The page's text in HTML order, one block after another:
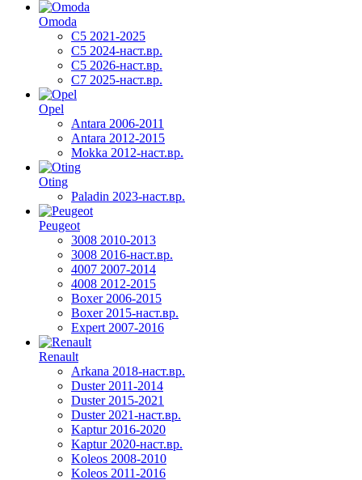
Omoda
C5 2021-2025
C5 2024-наст.вр.
C5 2026-наст.вр.
C7 2025-наст.вр.
Opel
Antara 2006-2011
Antara 2012-2015
Mokka 2012-наст.вр.
Oting
Paladin 2023-наст.вр.
Peugeot
3008 2010-2013
3008 2016-наст.вр.
4007 2007-2014
4008 2012-2015
Boxer 2006-2015
Boxer 2015-наст.вр.
Expert 2007-2016
Renault
Arkana 2018-наст.вр.
Duster 2011-2014
Duster 2015-2021
Duster 2021-наст.вр.
Kaptur 2016-2020
Kaptur 2020-наст.вр.
Koleos 2008-2010
Koleos 2011-2016